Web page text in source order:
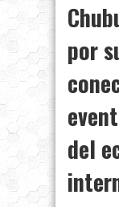
por
del